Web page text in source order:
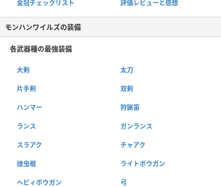
金冠チェックリスト 評価レビューと感想
モンハンワイルズの装備
各武器種の最強装備
大剣 太刀
片手剣 双剣
ハンマー 狩猟笛
ランス ガンランス
スラアク チャアク
操虫棍 ライトボウガン
ヘビィボウガン 弓